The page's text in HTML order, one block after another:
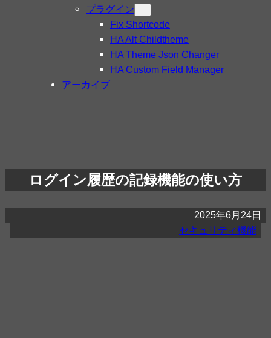
プラグイン
Fix Shortcode
HA Alt Childtheme
HA Theme Json Changer
HA Custom Field Manager
アーカイブ
ログイン履歴の記録機能の使い方
2025年6月24日
セキュリティ機能